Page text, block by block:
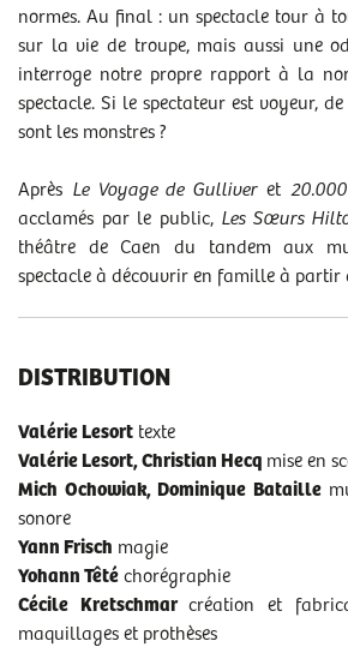
Autour du spectacle
PLUS PRÈS DES ARTISTES
jeudi 27 novembre
Regards croisés
vendredi 28 novembre, à 13h
normes. Au final : un spectacle tour à
sur la vie de troupe, mais aussi une
interroge notre propre rapport à la
spectacle. Si le spectateur est voyeur,
sont les monstres ?
Après Le Voyage de Gulliveret
acclamés par le public, Les Sœurs
théâtre de Caen du tandem aux
spectacle à découvrir en famille à partir
DISTRIBUTION
Valérie Lesort texte
Valérie Lesort, Christian Hecq mise en
Mich Ochowiak, Dominique Bataille
sonore
Yann Frisch magie
Yohann Têté chorégraphie
Cécile Kretschmarcréation et
maquillages et prothèses